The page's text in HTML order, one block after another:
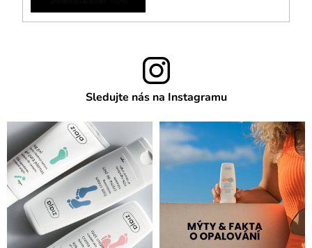
Sledujte nás na Instagramu